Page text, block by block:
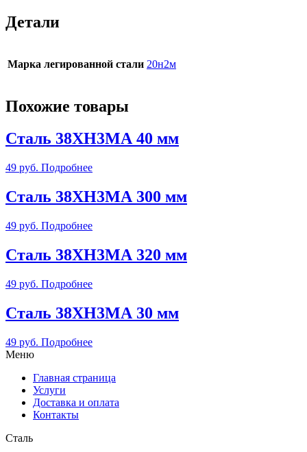
Детали
Марка легированной стали 20н2м
Похожие товары
Сталь 38ХН3МА 40 мм
49 руб. Подробнее
Сталь 38ХН3МА 300 мм
49 руб. Подробнее
Сталь 38ХН3МА 320 мм
49 руб. Подробнее
Сталь 38ХН3МА 30 мм
49 руб. Подробнее
Меню
Главная страница
Услуги
Доставка и оплата
Контакты
Сталь